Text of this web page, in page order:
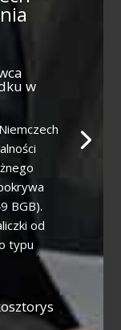
w
BGB).
od
typu